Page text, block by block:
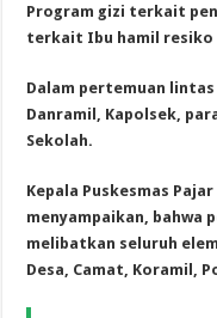
Program gizi terkait
terkait Ibu hamil resiko
Dalam pertemuan
Danramil, Kapolsek,
Sekolah.
Kepala Puskesmas
menyampaikan,
melibatkan seluruh
Desa, Camat, Koramil,